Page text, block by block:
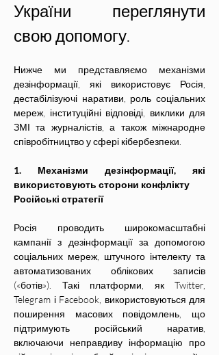
України переглянути
свою допомогу.
Нижче ми представляємо механізми
дезінформації, які використовує Росія,
дестабілізуючі наративи, роль соціальних
мереж, інституційні відповіді, виклики для
ЗМІ та журналістів, а також міжнародне
співробітництво у сфері кібербезпеки.
1. Механізми дезінформації, які
використовують сторони конфлікту
Російські стратегії
Росія проводить широкомасштабні
кампанії з дезінформації за допомогою
соціальних мереж, штучного інтелекту та
автоматизованих облікових записів
(«ботів»). Такі платформи, як Twitter,
Telegram і Facebook, використовуються для
поширення масових повідомлень, що
підтримують російський наратив,
включаючи неправдиву інформацію про